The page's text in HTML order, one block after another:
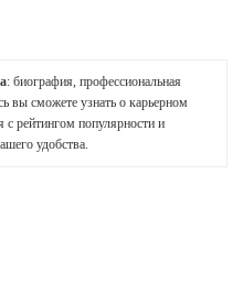
: биография, профессиональная
вы сможете узнать о карьерном
с рейтингом популярности и
удобства.